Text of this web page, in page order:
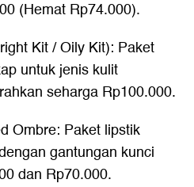
(Hemat Rp74.000).
Kit / Oily Kit): Paket
untuk jenis kulit
seharga Rp100.000.
Ombre: Paket lipstik
gantungan kunci
dan Rp70.000.